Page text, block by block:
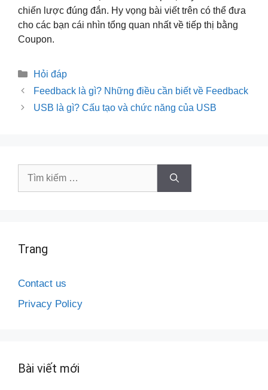
chiến lược đúng đắn. Hy vọng bài viết trên có thể đưa
cho các bạn cái nhìn tổng quan nhất về tiếp thị bằng
Coupon.
Danh
mục
Hỏi đáp
Điều
hướng
Feedback là gì? Những điều cần biết về Feedback
USB là gì? Cấu tạo và chức năng của USB
Tìm
Trang
Contact us
Privacy Policy
Bài viết mới